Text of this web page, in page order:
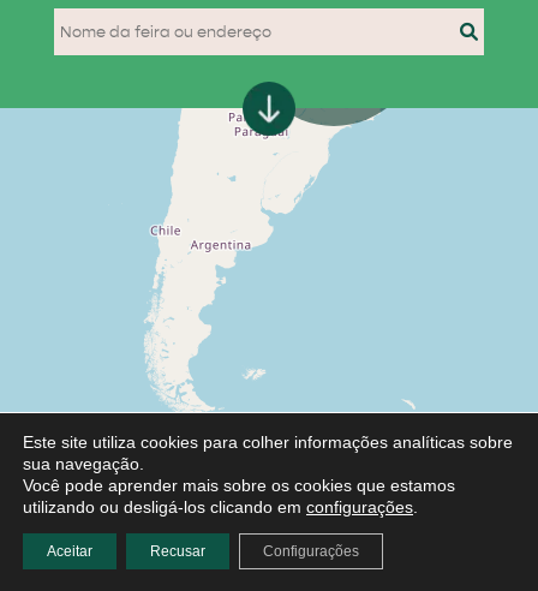
Este site utiliza cookies para colher informações analíticas sobre
sua navegação.
Você pode aprender mais sobre os cookies que estamos
utilizando ou desligá-los clicando em configurações
Aceitar Recusar Configurações